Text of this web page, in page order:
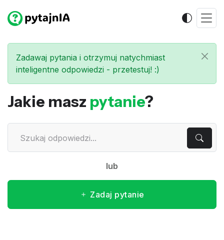
Zadawaj pytania i otrzymuj natychmiast
inteligentne odpowiedzi - przetestuj! :)
Jakie masz pytanie?
lub
Zadaj pytanie